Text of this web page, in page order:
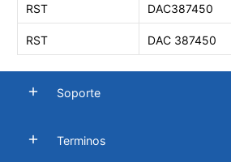
RST DAC387450
RST DAC 387450
Soporte
Terminos